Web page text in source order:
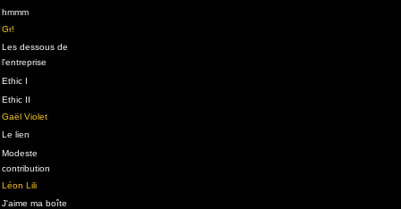
hmmm
Gr!
Les dessous de
l'entreprise
Ethic I
Ethic II
Gaël Violet
Le lien
Modeste
contribution
Léon Lili
J'aime ma boîte